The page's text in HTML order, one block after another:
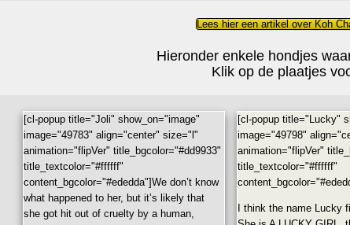
Lees hier een artikel over Koh
Hieronder enkele hondjes
Klik op de plaatjes
[cl-popup title="Joli" show_on="image"
image="49783" align="center" size="l"
animation="flipVer" title_bgcolor="#dd9933"
title_textcolor="#ffffff"
content_bgcolor="#ededda"]We don’t know
what happened to her, but it’s likely that
she got hit out of cruelty by a human,
[cl-popup title="Lucky"
image="49798"
animation="flipVer"
title_textcolor="#ffffff"
I think the name Lucky